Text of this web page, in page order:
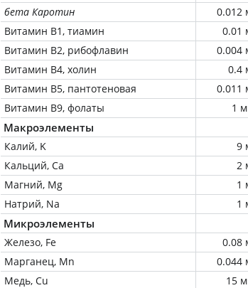
бета Каротин
0.012
Витамин В1, тиамин
0.01
Витамин В2, рибофлавин
0.004
Витамин В4, холин
0.4
Витамин В5, пантотеновая
0.011
Витамин В9, фолаты
1
Макроэлементы
Калий, K 9
Кальций, Ca
2
Магний, Mg
1
Натрий, Na
1
Микроэлементы
Железо, Fe 0.08
Марганец, Mn
0.044
Медь, Cu
15